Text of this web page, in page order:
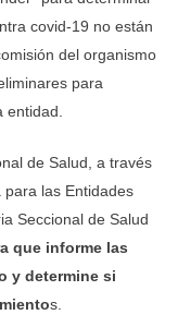
covid-19 no están
del organismo
para
de Salud, a través
para las Entidades
Seccional de Salud
que informe las
y determine si
s.